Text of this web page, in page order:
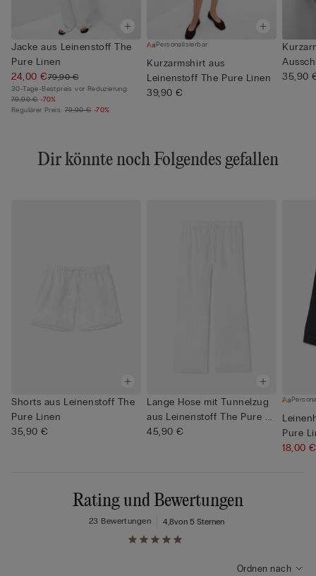
Jacke aus Leinenstoff The
Pure Linen
24,00 €79,90 €
30-Tage-Bestpreis vor Reduzierung:
79,90 € -70%
Regulärer Preis: 79,90 € -70%
Personalisierbar
Kurzarmshirt aus
Leinenstoff The Pure Linen
39,90 €
Pure ...
35,90
Dir könnte noch Folgendes gefallen
Shorts aus Leinenstoff The
Pure Linen
35,90 €
Lange Hose mit Tunnelzug
aus Leinenstoff The Pure ...
45,90 €
Pure
18,00 €
Rating und Bewertungen
4,8von 5 Sternen
23 Bewertungen
Ordnen nach